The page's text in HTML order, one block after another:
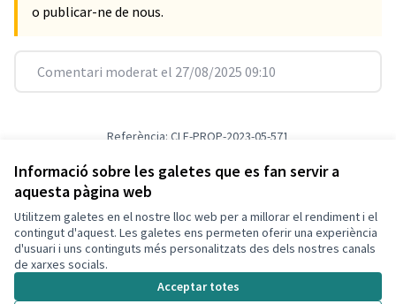
Informació sobre les galetes que es fan servir a
aquesta pàgina web
Utilitzem galetes en el nostre lloc web per a millorar el rendiment i el
contingut d'aquest. Les galetes ens permeten oferir una experiència
d'usuari i uns continguts més personalitzats des dels nostres canals
de xarxes socials.
Acceptar totes
o publicar-ne de nous.
Comentari moderat el 27/08/2025 09:10
Referència: CLF-PROP-2023-05-571
Verifica l'empremta digital
Termes i condicions d'ús
Configuració de les galetes
Decidim Calafell a X
(Enllaç extern)
Decidim Calafell a Facebook
Decidim Calafell a YouTube
Decidim Calafell a GitHub
(Enllaç extern)